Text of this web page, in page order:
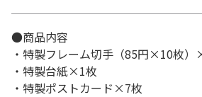
●商品内容
・特製フレーム切手（85円×10枚
・特製台紙×1枚
・特製ポストカード×7枚